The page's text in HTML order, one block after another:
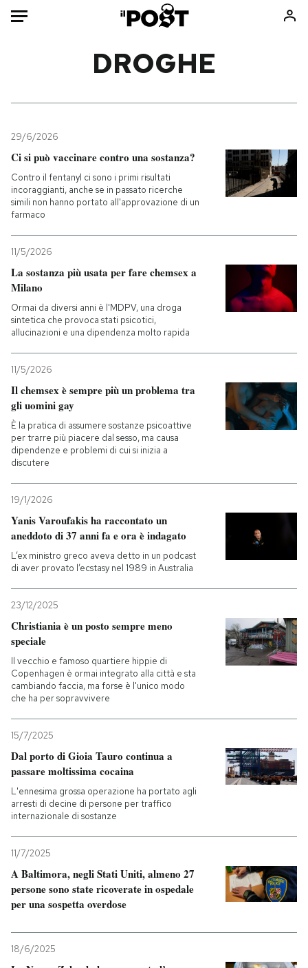
Mondo
Politica
Tecnologia
Internet
Scienza
Cultura
Economia
Sport
Consumismi
Ok Boomer!
Europa
Mondiali calcio 2026
PODCAST
I MIEI PREFERITI
CALENDARIO
AREA PERSONALE
Entra
DROGHE
29/6/2026
Ci si può vaccinare contro una sostanza?
Contro il fentanyl ci sono i primi risultati
incoraggianti, anche se in passato ricerche
simili non hanno portato all'approvazione di un
farmaco
11/5/2026
La sostanza più usata per fare chemsex a
Milano
Ormai da diversi anni è l'MDPV, una droga
sintetica che provoca stati psicotici,
allucinazioni e una dipendenza molto rapida
11/5/2026
Il chemsex è sempre più un problema tra
gli uomini gay
È la pratica di assumere sostanze psicoattive
per trarre più piacere dal sesso, ma causa
dipendenze e problemi di cui si inizia a
discutere
19/1/2026
Yanis Varoufakis ha raccontato un
aneddoto di 37 anni fa e ora è indagato
L’ex ministro greco aveva detto in un podcast
di aver provato l’ecstasy nel 1989 in Australia
23/12/2025
Christiania è un posto sempre meno
speciale
Il vecchio e famoso quartiere hippie di
Copenhagen è ormai integrato alla città e sta
cambiando faccia, ma forse è l'unico modo
che ha per sopravvivere
15/7/2025
Dal porto di Gioia Tauro continua a
passare moltissima cocaina
L'ennesima grossa operazione ha portato agli
arresti di decine di persone per traffico
internazionale di sostanze
11/7/2025
A Baltimora, negli Stati Uniti, almeno 27
persone sono state ricoverate in ospedale
per una sospetta overdose
18/6/2025